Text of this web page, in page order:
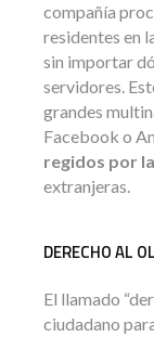
compañía
residentes en
sin importar
servidores.
grandes
Facebook o
regidos por
extranjeras.
DERECHO AL
El llamado
ciudadano